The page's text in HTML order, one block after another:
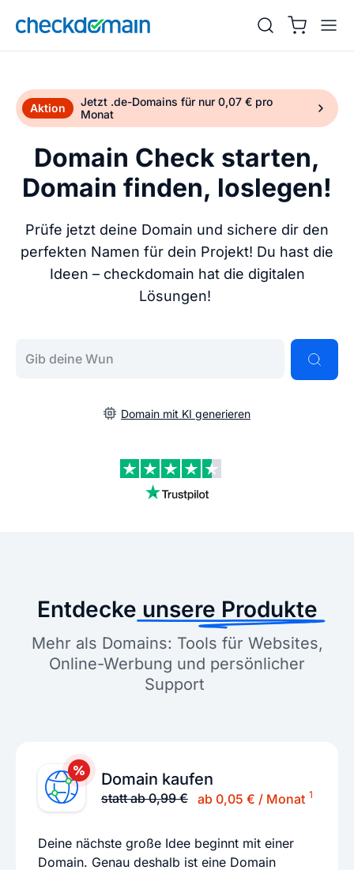
Aktion
Jetzt .de-Domains für nur 0,07 € pro
Monat
Domain Check starten,
Domain finden, loslegen!
Prüfe jetzt deine Domain und sichere dir den
perfekten Namen für dein Projekt! Du hast die
Ideen – checkdomain hat die digitalen
Lösungen!
Domain mit KI generieren
Entdecke unsere Produkte
Mehr als Domains: Tools für Websites,
Online-Werbung und persönlicher
Support
Domain kaufen
statt ab 0,99 € ab 0,05 € / Monat 1
Deine nächste große Idee beginnt mit einer
Domain. Genau deshalb ist eine Domain